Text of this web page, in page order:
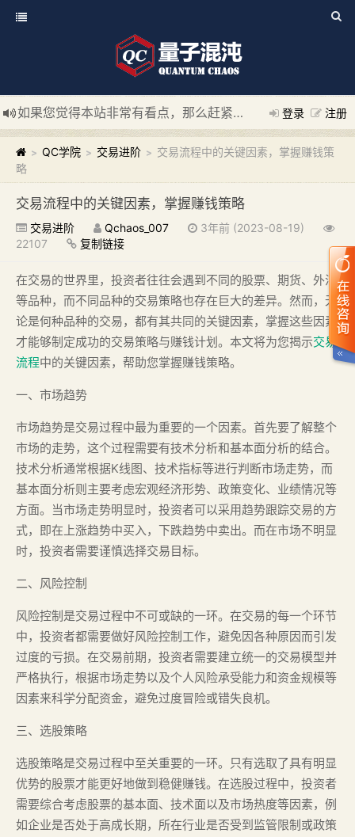
登录 注册
如果您觉得本站非常有看点，那么赶紧使用Ctrl+D 收藏我们吧
新添加量子混沌系统板块，欢迎大家访问！
---“量子混沌系
> QC学院 > 交易进阶 > 交易流程中的关键因素，掌握赚钱策
略
交易流程中的关键因素，掌握赚钱策略
交易进阶 Qchaos_007
3年前 (2023-08-19)
22107
复制链接
在交易的世界里，投资者往往会遇到不同的股票、期货、外汇
等品种，而不同品种的交易策略也存在巨大的差异。然而，无
论是何种品种的交易，都有其共同的关键因素，掌握这些因素
才能够制定成功的交易策略与赚钱计划。本文将为您揭示交易
流程中的关键因素，帮助您掌握赚钱策略。
一、市场趋势
市场趋势是交易过程中最为重要的一个因素。首先要了解整个
市场的走势，这个过程需要有技术分析和基本面分析的结合。
技术分析通常根据K线图、技术指标等进行判断市场走势，而
基本面分析则主要考虑宏观经济形势、政策变化、业绩情况等
方面。当市场走势明显时，投资者可以采用趋势跟踪交易的方
式，即在上涨趋势中买入，下跌趋势中卖出。而在市场不明显
时，投资者需要谨慎选择交易目标。
二、风险控制
风险控制是交易过程中不可或缺的一环。在交易的每一个环节
中，投资者都需要做好风险控制工作，避免因各种原因而引发
过度的亏损。在交易前期，投资者需要建立统一的交易模型并
严格执行，根据市场走势以及个人风险承受能力和资金规模等
因素来科学分配资金，避免过度冒险或错失良机。
三、选股策略
选股策略是交易过程中至关重要的一环。只有选取了具有明显
优势的股票才能更好地做到稳健赚钱。在选股过程中，投资者
需要综合考虑股票的基本面、技术面以及市场热度等因素，例
如企业是否处于高成长期，所在行业是否受到监管限制或政策